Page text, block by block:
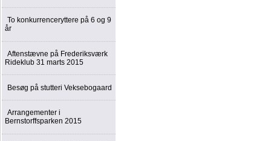
To konkurrenceryttere på 6 og 9
år
Aftenstævne på Frederiksværk
Rideklub 31 marts 2015
Besøg på stutteri Veksebogaard
Arrangementer i
Bernstorffsparken 2015